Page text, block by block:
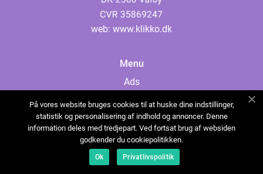
web: www.klikko.dk
Menu
Ads
Cookies
Contact
Sitemap
På vores website bruges cookies til at huske dine indstillinger,
statistik og personalisering af indhold og annoncer. Denne
information deles med tredjepart. Ved fortsat brug af websiden
godkender du cookiepolitikken.
Ok Privatlivspolitik